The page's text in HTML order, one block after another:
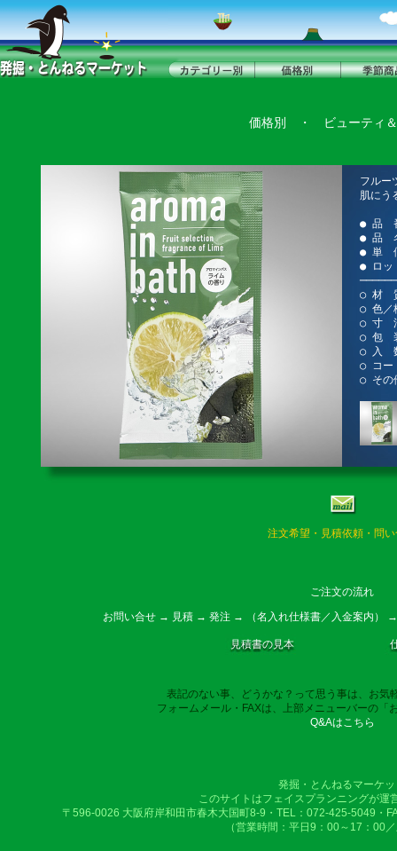
価格別 ・ ビューティ
フルー
肌にう
● 品
● 品
● 単
● ロッ
○ 材
○ 色／
○ 寸
○ 包
○ 入
○ コー
○ その
注文希望・見積依頼・問
ご注文の流れ
お問い合せ → 見積 → 発注 → （名入れ仕様書／入金案内）
見積書の見本
表記のない事、どうかな？って思う事は、お気
フォームメール・FAXは、上部メニューバーの「
Q&Aはこちら
発掘・とんねるマーケ
このサイトはフェイスプランニングが運
〒596-0026 大阪府岸和田市春木大国町8-9・TEL：072-425-5049・
（営業時間：平日9：00～17：00